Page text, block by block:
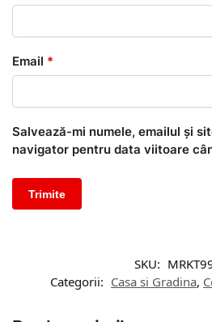
Email *
Salvează-mi numele, emailul și
navigator pentru data viitoare
SKU:
Categorii: Casa si Gradina,